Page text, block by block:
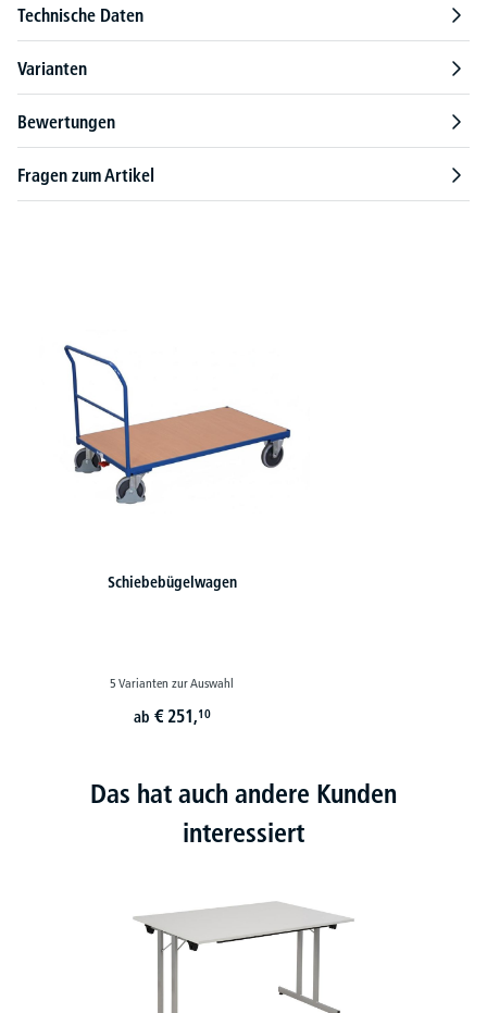
Technische Daten
Varianten
Bewertungen
Fragen zum Artikel
Schiebebügelwagen
5 Varianten zur Auswahl
ab € 251,10
Das hat auch andere Kunden
interessiert